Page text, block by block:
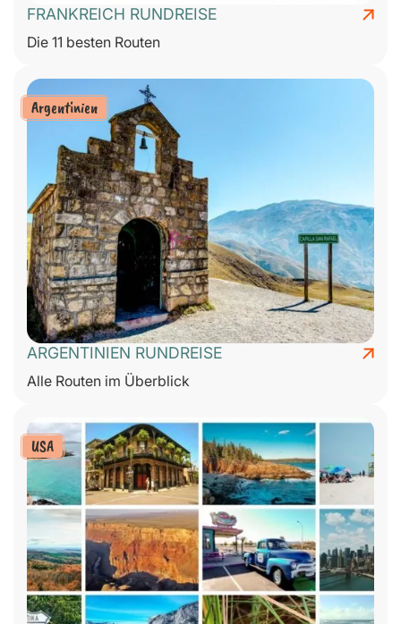
FRANKREICH RUNDREISE
Die 11 besten Routen
Argentinien
ARGENTINIEN RUNDREISE
Alle Routen im Überblick
USA